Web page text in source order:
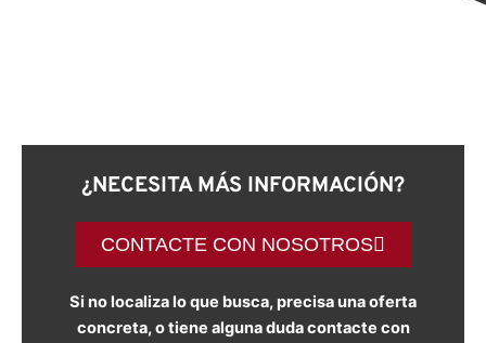
¿NECESITA MÁS INFORMACIÓN?
CONTACTE CON NOSOTROS
Si no localiza lo que busca, precisa una oferta
concreta, o tiene alguna duda contacte con